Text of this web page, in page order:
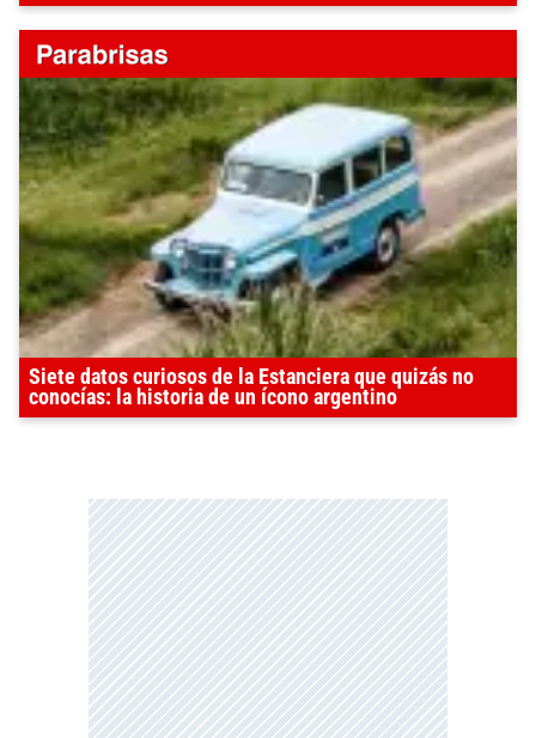
Siete datos curiosos de la Estanciera que quizás no
conocías: la historia de un ícono argentino